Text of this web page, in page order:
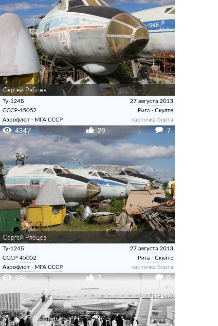
Сергей Рябцев
Ту-124Б
СССР-45052
Аэрофлот - МГА СССР
27 августа 2013
Рига - Скулте
карточка борта
4347 29 7
Сергей Рябцев
Ту-124Б
СССР-45052
Аэрофлот - МГА СССР
27 августа 2013
Рига - Скулте
карточка борта
986 7 0